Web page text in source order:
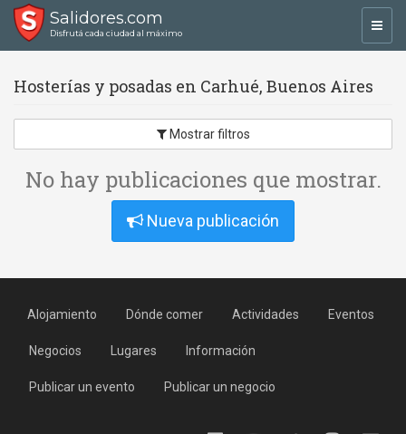
Salidores.com
Disfrutá cada ciudad al máximo
Hosterías y posadas en Carhué, Buenos Aires
Mostrar filtros
No hay publicaciones que mostrar.
Nueva publicación
Alojamiento Dónde comer Actividades Eventos
Negocios Lugares Información
Publicar un evento Publicar un negocio